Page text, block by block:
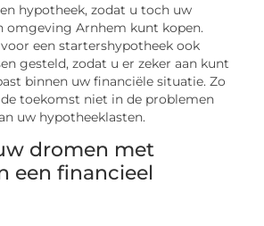
hypotheek, zodat u toch uw
omgeving Arnhem kunt kopen.
een startershypotheek ook
gesteld, zodat u er zeker aan kunt
binnen uw financiële situatie. Zo
toekomst niet in de problemen
uw hypotheeklasten.
dromen met
een financieel